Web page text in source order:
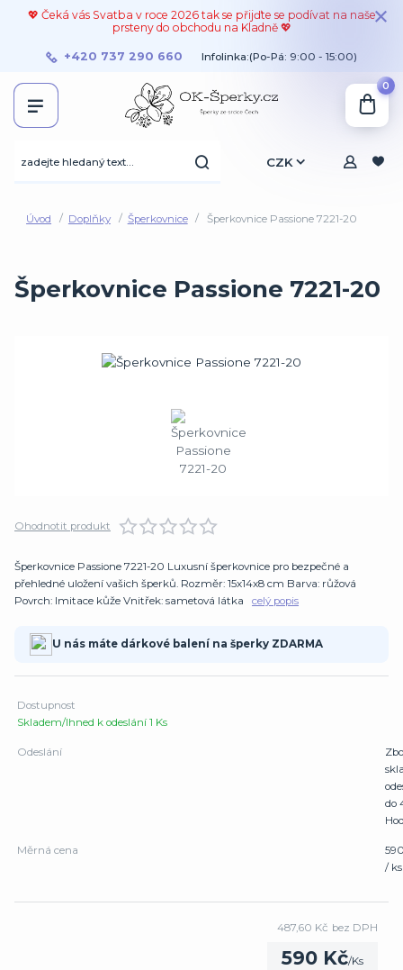
💖 Čeká vás Svatba v roce 2026 tak se přijďte se podívat na naše
prsteny do obchodu na Kladně 💖
CZK
+420 737 290 660 Infolinka:(Po-Pá: 9:00 - 15:00)
0
Úvod Doplňky Šperkovnice Šperkovnice Passione 7221-20
Šperkovnice Passione 7221-20
Ohodnotit produkt
Šperkovnice Passione 7221-20 Luxusní šperkovnice pro bezpečné a
přehledné uložení vašich šperků. Rozměr: 15x14x8 cm Barva: růžová
Povrch: Imitace kůže Vnitřek: sametová látka celý popis
U nás máte dárkové balení na šperky ZDARMA
Dostupnost
Skladem/Ihned k odeslání 1 Ks
Odeslání
do
Měrná cena
/ ks
590 Kč/Ks
487,60 Kč bez DPH